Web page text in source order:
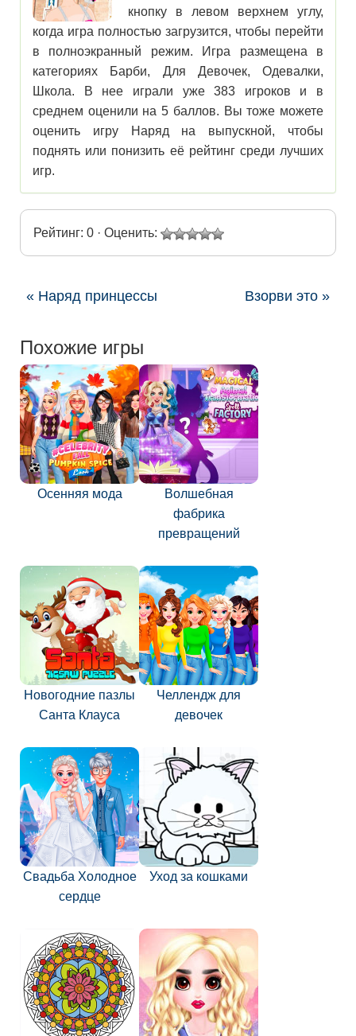
кнопку в левом верхнем углу,
когда игра полностью загрузится, чтобы перейти
в полноэкранный режим. Игра размещена в
категориях Барби, Для Девочек, Одевалки,
Школа. В нее играли уже 383 игроков и в
среднем оценили на 5 баллов. Вы тоже можете
оценить игру Наряд на выпускной, чтобы
поднять или понизить её рейтинг среди лучших
игр.
Рейтинг: 0 · Оценить:
« Наряд принцессы Взорви это »
Похожие игры
Осенняя мода
Волшебная
фабрика
превращений
Новогодние пазлы
Санта Клауса
Челлендж для
девочек
Свадьба Холодное
сердце
Уход за кошками